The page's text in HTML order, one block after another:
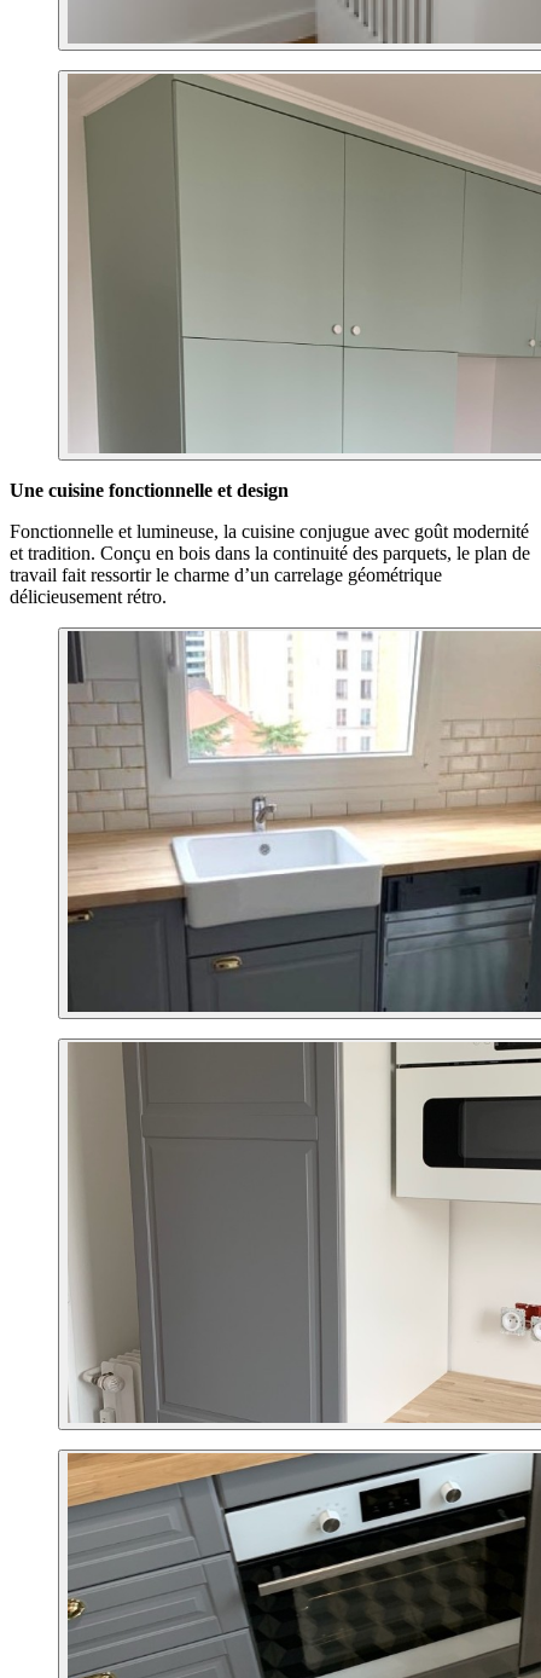
Une cuisine fonctionnelle et design
Fonctionnelle et lumineuse, la cuisine conjugue avec goût modernité
et tradition. Conçu en bois dans la continuité des parquets, le plan de
travail fait ressortir le charme d’un carrelage géométrique
délicieusement rétro.